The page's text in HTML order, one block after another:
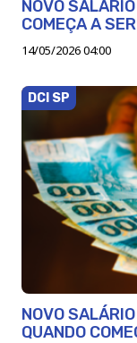
NOVO
COMEÇA A
14/05/2026 04:00
DCI SP
NOVO
QUANDO